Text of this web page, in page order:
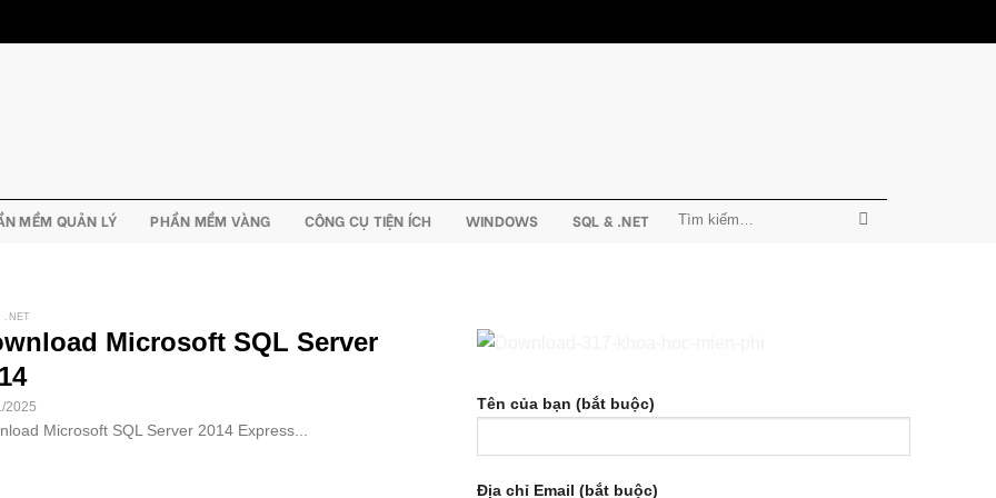
MỀM QUẢN LÝ PHẦN MỀM VÀNG CÔNG CỤ TIỆN ÍCH WINDOWS SQL & .NET
.NET
Microsoft SQL Server
2025
Microsoft SQL Server 2014 Express...
Tên của bạn (bắt buộc)
Địa chỉ Email (bắt buộc)